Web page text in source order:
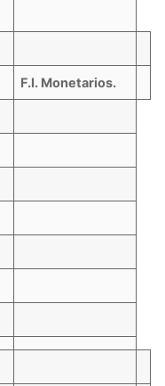
F.I. Monetarios.